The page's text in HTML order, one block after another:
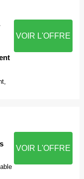
VOIR L'OFFRE
VOIR L'OFFRE